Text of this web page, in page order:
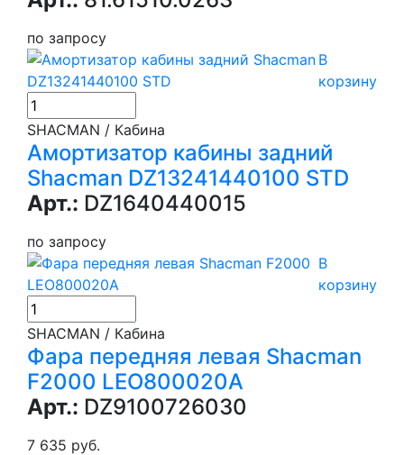
по запросу
В
корзину
SHACMAN / Кабина
Амортизатор кабины задний
Shacman DZ13241440100 STD
Арт.: DZ1640440015
по запросу
В
корзину
SHACMAN / Кабина
Фара передняя левая Shacman
F2000 LEO800020A
Арт.: DZ9100726030
7 635 руб.